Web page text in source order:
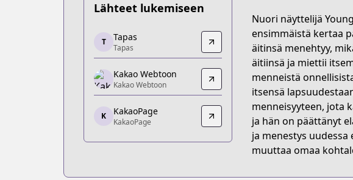
Lähteet lukemiseen
Tapas
Tapas
https://tapas.io/series/to-be-an-actor/info
Kakao Webtoon
Kakao Webtoon
https://webtoon.kakao.com/content/배우로서-살겠다/
KakaoPage
https://page.kakao.com/content/60269069
T Tapas
Tapas
Kakao Webtoon
Kakao Webtoon
K KakaoPage
KakaoPage
Nuori näyttelijä
ensimmäistä kertaa
äitinsä menehtyy,
äitiinsä ja miettii
menneistä
itsensä
menneisyyteen, jota
ja hän on päättänyt
ja menestys
muuttaa omaa